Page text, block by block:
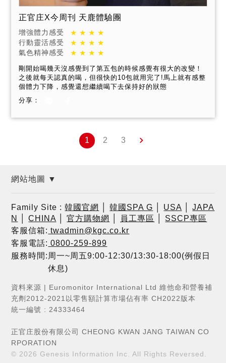
正官庄X今周刊 天鹿體驗團
增強體力感受
行動靈活感受
氣色精神感受
剛開始喝幾天沒感覺到了第五包的時候感覺有很大的改變！
之後就每天認真的喝，但很快的10包就用完了!馬上就有感整
個體力下降，感覺還想繼續喝下去保持好的狀態
分享：
1 2 3
網站地圖 ▼
Family Site :韓國官網 │韓國SPA G USA │JAPA
N
│CHINA │官方購物網 員工專區
SSCP專區
客服信箱: twadmin@kgc.co.kr
客服電話: 0800-259-899
服務時間:周一~周五9:00-12:30/13:30-18:00(例假日
休息)
資料來源 | Euromonitor International Ltd 維他命和營養補
充劑2012-2021以零售額計算市場佔有率 CH2022版本
統一編號 : 24333464
正官庄股份有限公司 CHEONG KWAN JANG TAIWAN CO
RPORATION
© 2026 Genesis Information Inc. All Rights Reversed.